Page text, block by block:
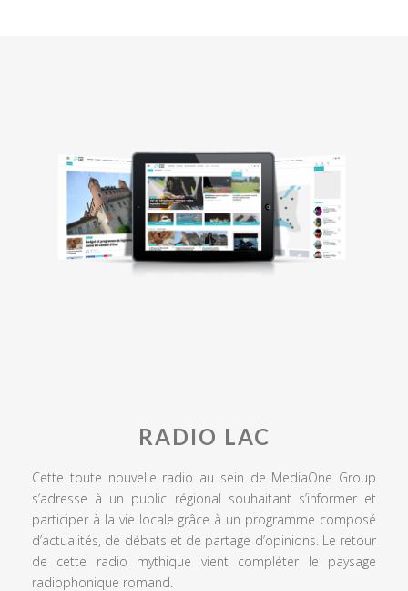
RADIO LAC
Cette toute nouvelle radio au sein de MediaOne Group
s’adresse à un public régional souhaitant s’informer et
participer à la vie locale grâce à un programme composé
d’actualités, de débats et de partage d’opinions. Le retour
de cette radio mythique vient compléter le paysage
radiophonique romand.